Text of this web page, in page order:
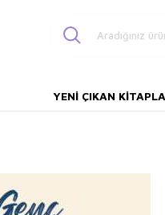
YENI ÇIKAN